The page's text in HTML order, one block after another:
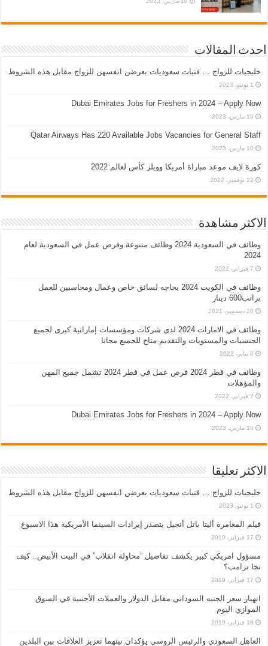
احدث المقالات
خليجيات للزواج … فتيات سعوديات يعرضن انفسهن للزواج مقابل هذه الشروط
1 يونيو، 2023
Dubai Emirates Jobs for Freshers in 2024 – Apply Now
10 مارس، 2023
Qatar Airways Has 220 Available Jobs Vacancies for General Staff
10 مارس، 2023
كورة لايف موعد مباراة أمريكا وويلز كأس لعالم 2022
22 نوفمبر، 2022
الاكثر مشاهدة
وظائف في السعودية 2024 وظائف متنوعة وفرص عمل في السعودية لعام
2024
7 فبراير، 2022
وظائف في الكويت 2024 بحاجه لسائق خاص وعمال ومحاسبين للعمل
براتب600 دينار
20 ديسمبر، 2021
وظائف في الامارات 2024 لدى شركات ومؤسسات إماراتية كبرى لجميع
الجنسيات والمستويات والتقديم متاح للجميع مجانا
6 يناير، 2022
وظائف في قطر 2024 فرص عمل في قطر 2024 تشمل جميع المهن
والمؤهلات
7 فبراير، 2022
Dubai Emirates Jobs for Freshers in 2024 – Apply Now
10 مارس، 2023
الاكثر تعليقا
خليجيات للزواج … فتيات سعوديات يعرضن انفسهن للزواج مقابل هذه الشروط
1 يونيو، 2023
فيلم المغامرة أليتا‭ ‬باتل أنجيل يتصدر إيرادات السينما الأمريكية هذا الاسبوع
17 فبراير، 2019
مسؤول امريكي كبير يكشف تفاصيل “محاولة انقلاب” في البيت الأبيض.. كيف
نجا ترامب؟
17 فبراير، 2019
انهيار سعر الجنيه السوداني مقابل الدولار والعملات الأجنبية في السوق
الموازي اليوم
18 فبراير، 2019
العاهل السعودي والرئيس الروسي يؤكدان نيتهما تعزيز العلاقات بين البلدين